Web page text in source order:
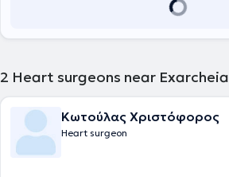
2 Heart surgeons near Exarcheia
Κωτούλας Χριστόφορος
Heart surgeon